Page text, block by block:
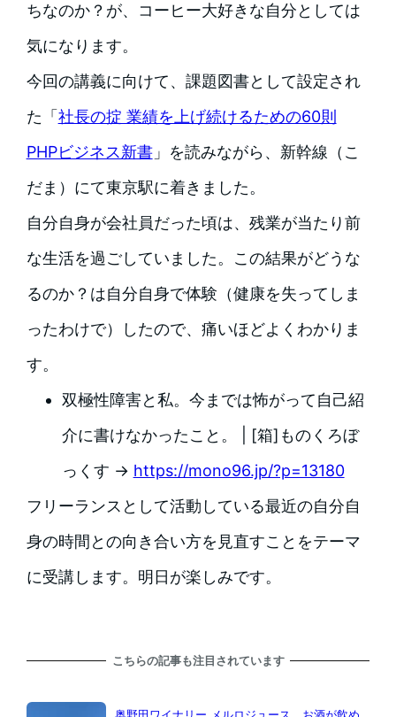
ちなのか？が、コーヒー大好きな自分としては
気になります。
今回の講義に向けて、課題図書として設定され
た「 社長の掟 業績を上げ続けるための60則
PHPビジネス新書」を読みながら、新幹線（こ
だま）にて東京駅に着きました。
自分自身が会社員だった頃は、残業が当たり前
な生活を過ごしていました。この結果がどうな
るのか？は自分自身で体験（健康を失ってしま
ったわけで）したので、痛いほどよくわかりま
す。
双極性障害と私。今までは怖がって自己紹
介に書けなかったこと。 | [箱]ものくろぼ
っくす → https://mono96.jp/?p=13180
フリーランスとして活動している最近の自分自
身の時間との向き合い方を見直すことをテーマ
に受講します。明日が楽しみです。
こちらの記事も注目されています